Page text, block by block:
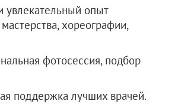
увлекательный опыт
хореографии,
фотосессия, подбор
поддержка лучших врачей.